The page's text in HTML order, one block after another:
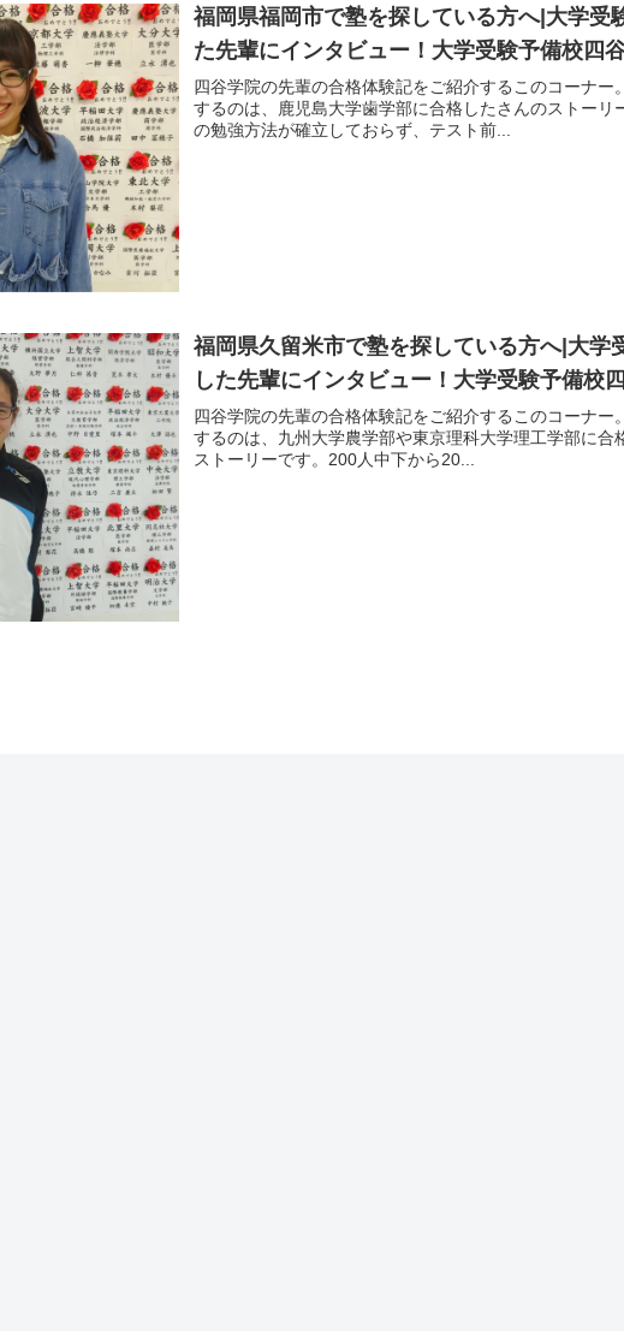
福岡県福岡市で塾を探している方へ|大学受
た先輩にインタビュー！大学受験予備校四
四谷学院の先輩の合格体験記をご紹介するこのコーナー
するのは、鹿児島大学歯学部に合格したさんのストーリ
の勉強方法が確立しておらず、テスト前...
福岡県久留米市で塾を探している方へ|大学
した先輩にインタビュー！大学受験予備校
四谷学院の先輩の合格体験記をご紹介するこのコーナー
するのは、九州大学農学部や東京理科大学理工学部に合
ストーリーです。200人中下から20...